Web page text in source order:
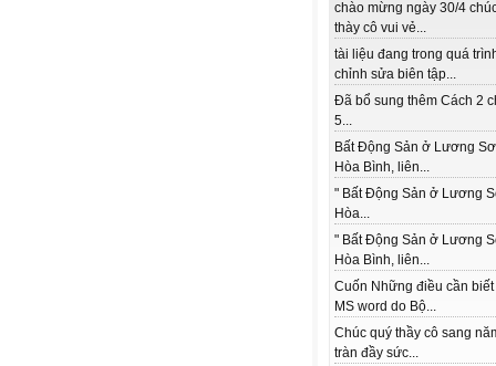
chào mừng ngày 30/4
thày cô vui vẻ...
tài liệu đang trong quá
chỉnh sửa biên tập...
Đã bổ sung thêm Cách 2
5...
Bất Động Sản ở Lương
Hòa Bình, liên...
" Bất Động Sản ở Lương
Hòa...
" Bất Động Sản ở Lương
Hòa Bình, liên...
Cuốn Những điều cần biết
MS word do Bộ...
Chúc quý thầy cô sang
tràn đầy sức...